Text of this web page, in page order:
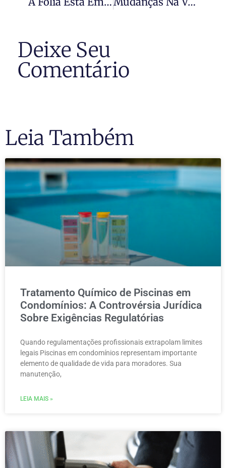
Deixe Seu
Comentário
Leia Também
Tratamento Químico de Piscinas em
Condomínios: A Controvérsia Jurídica
Sobre Exigências Regulatórias
Quando regulamentações profissionais extrapolam limites
legais Piscinas em condomínios representam importante
elemento de qualidade de vida para moradores. Sua
manutenção,
LEIA MAIS »